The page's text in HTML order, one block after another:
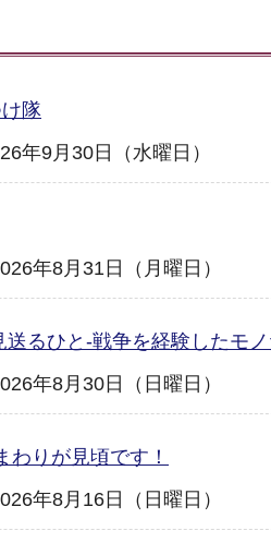
隊
年9月30日（水曜日）
年8月31日（月曜日）
るひと-戦争を経験したモノ
年8月30日（日曜日）
わりが見頃です！
年8月16日（日曜日）